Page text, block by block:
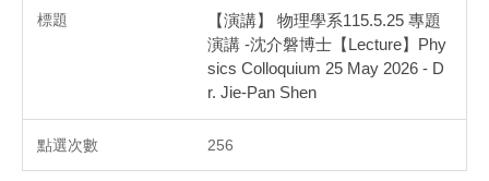
【演講】 物理學系115.5.25 專題
演講 -沈介磐博士【Lecture】Phy
sics Colloquium 25 May 2026 - D
r. Jie-Pan Shen
256